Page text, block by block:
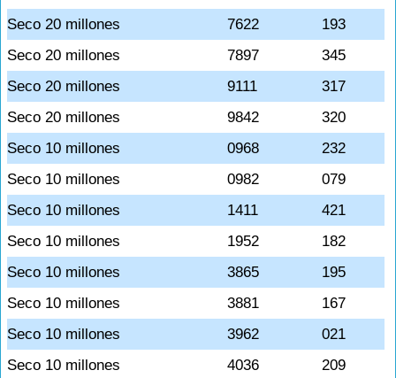
Seco 20 millones
7622
193
Seco 20 millones
7897
345
Seco 20 millones
9111
317
Seco 20 millones
9842
320
Seco 10 millones
0968
232
Seco 10 millones
0982
079
Seco 10 millones
1411
421
Seco 10 millones
1952
182
Seco 10 millones
3865
195
Seco 10 millones
3881
167
Seco 10 millones
3962
021
Seco 10 millones
4036
209